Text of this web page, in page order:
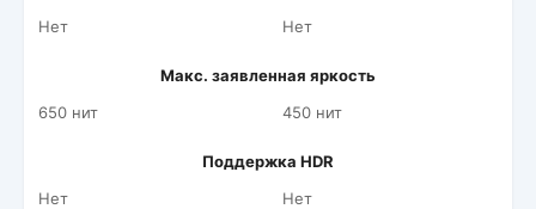
Нет
Нет
Макс. заявленная яркость
650 нит
450 нит
Поддержка HDR
Нет
Нет